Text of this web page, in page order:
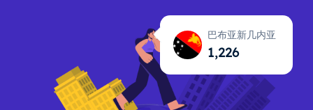
巴布亚新几内亚
1,227